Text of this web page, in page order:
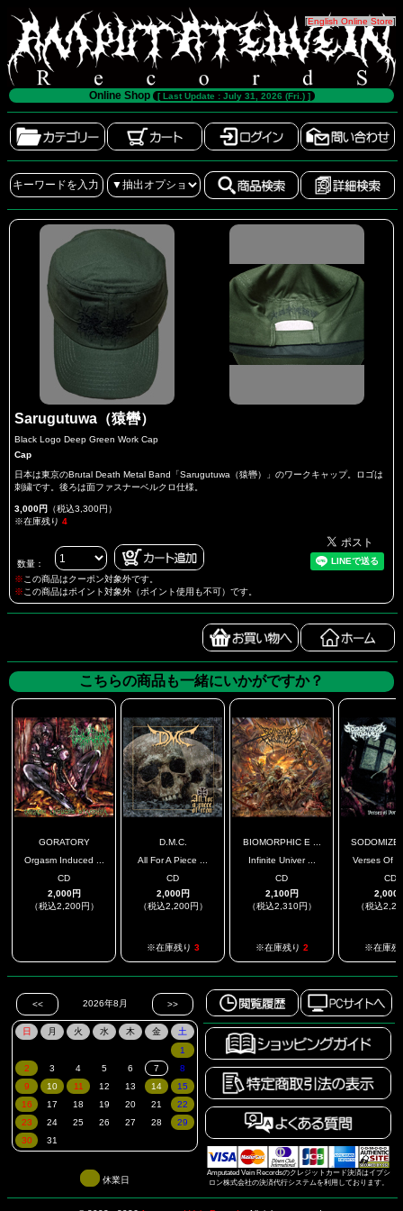
[English Online Store]
Online Shop [ Last Update : July 31, 2026 (Fri.) ]
Sarugutuwa（猿轡）
Black Logo Deep Green Work Cap
Cap
日本は東京のBrutal Death Metal Band「Sarugutuwa（猿轡）」のワークキャップ。ロゴは
刺繍です。後ろは面ファスナーベルクロ仕様。
3,000円 （税込3,300円）
※在庫残り 4
数量：
※ この商品はクーポン対象外です。
※ この商品はポイント対象外（ポイント使用も不可）です。
こちらの商品も一緒にいかがですか？
GORATORY
Orgasm Induced ...
CD
2,000円
（税込2,200円）
D.M.C.
All For A Piece ...
CD
2,000円
（税込2,200円）
※在庫残り 3
BIOMORPHIC E ...
Infinite Univer ...
CD
2,100円
（税込2,310円）
※在庫残り 2
Verses Of
CD
2,000
（税込
※在庫残
Amputated Vein Recordsのクレジットカード決済はイプシ
ロン株式会社の決済代行システムを利用しております。
休業日